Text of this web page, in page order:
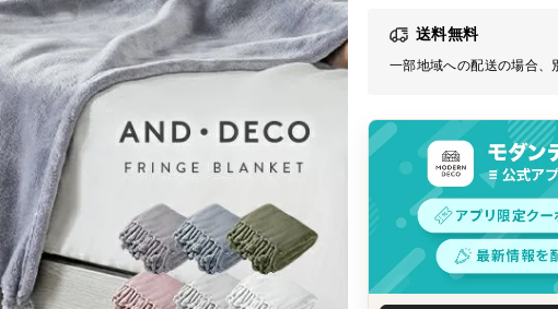
送料無料
一部地域への配送の場合、